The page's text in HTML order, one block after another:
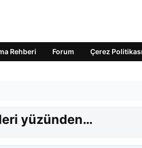
Rehberi Forum Çerez Politikası
yüzünden…